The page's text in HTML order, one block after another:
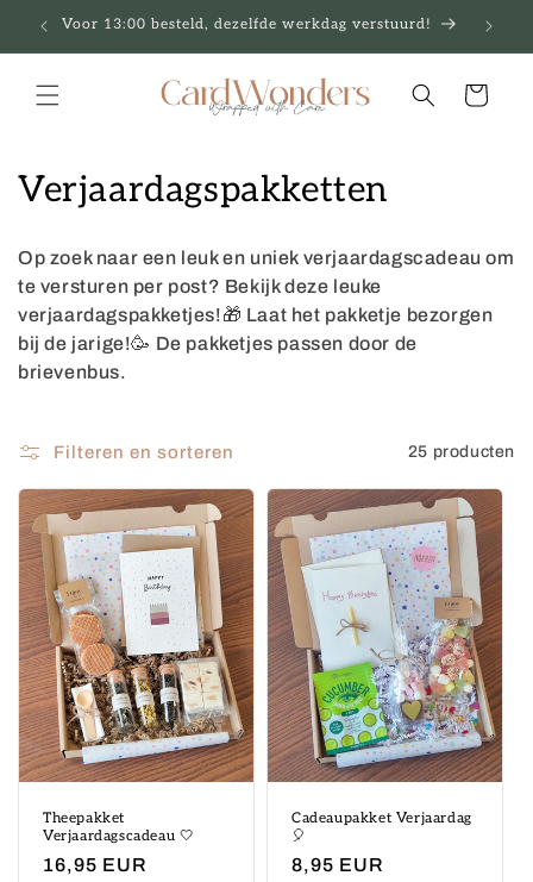
naar de
content
Voor 13:00 besteld, dezelfde werkdag verstuurd!
Winkelwagen
C
l
l
e
t
i
e
:
Verjaardagspakketten
Op zoek naar een leuk en uniek verjaardagscadeau om
te versturen per post? Bekijk deze leuke
verjaardagspakketjes!🎁 Laat het pakketje bezorgen
bij de jarige!🥳 De pakketjes passen door de
brievenbus.
Filteren en sorteren 25 producten
Theepakket
Verjaardagscadeau 🤍
Normale
16,95 EUR
Cadeaupakket Verjaardag
🎈
Normale
8,95 EUR